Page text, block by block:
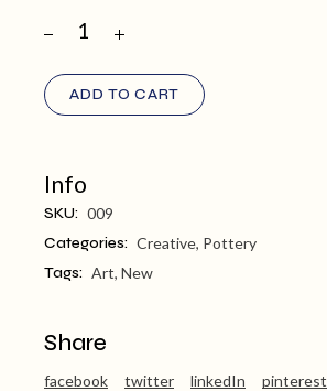
ADD TO CART
Info
SKU: 009
Categories: Creative, Pottery
Tags: Art,New
Share
facebook twitter linkedIn pinterest